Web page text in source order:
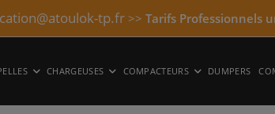
tp.fr>> Tarifs Professionnels
CHARGEUSES COMPACTEURS DUMPERS